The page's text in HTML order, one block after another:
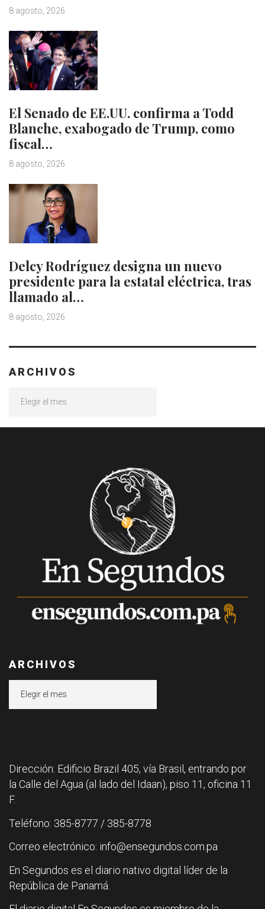
8 agosto, 2026
El Senado de EE.UU. confirma a Todd
Blanche, exabogado de Trump, como
fiscal…
8 agosto, 2026
Delcy Rodríguez designa un nuevo
presidente para la estatal eléctrica, tras
llamado al…
8 agosto, 2026
ARCHIVOS
ARCHIVOS
Dirección: Edificio Brazil 405, vía Brasil, entrando por
la Calle del Agua (al lado del Idaan), piso 11, oficina 11
F.
Teléfono: 385-8777 / 385-8778
Correo electrónico: info@ensegundos.com.pa
En Segundos es el diario nativo digital líder de la
República de Panamá.